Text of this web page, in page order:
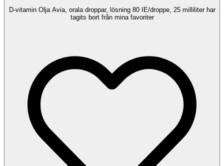
D-vitamin Olja Avia, orala droppar, lösning 80 IE/droppe, 25 milliliter har
tagits bort från mina favoriter